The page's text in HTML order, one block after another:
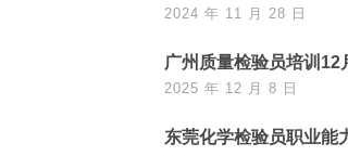
2024 年 11 月 28 日
广州质量检验员培训12
2025 年 12 月 8 日
东莞化学检验员职业能